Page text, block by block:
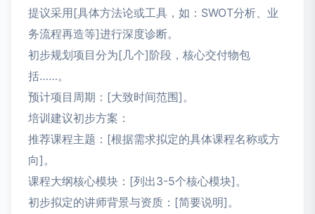
提议采用[具体方法论或工具，如：SWOT分析、业
务流程再造等]进行深度诊断。
初步规划项目分为[几个]阶段，核心交付物包
括……。
预计项目周期：[大致时间范围]。
培训建议初步方案：
推荐课程主题：[根据需求拟定的具体课程名称或方
向]。
课程大纲核心模块：[列出3-5个核心模块]。
初步拟定的讲师背景与资质：[简要说明]。